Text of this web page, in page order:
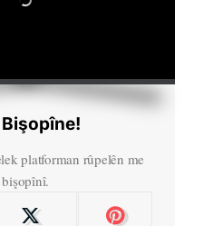
platforman rûpelên me
bişopînî.